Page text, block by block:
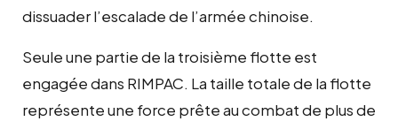
dissuader l’escalade de l’armée chinoise.
Seule une partie de la troisième flotte est
engagée dans RIMPAC. La taille totale de la flotte
représente une force prête au combat de plus de